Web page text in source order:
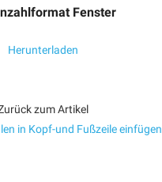
Fenster
Herunterladen
zum Artikel
in Kopf-und Fußzeile einfügen